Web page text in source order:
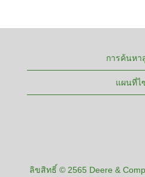
การค้นหา
แผนที่ไ
ลิขสิทธิ์ © 2565 Deere &